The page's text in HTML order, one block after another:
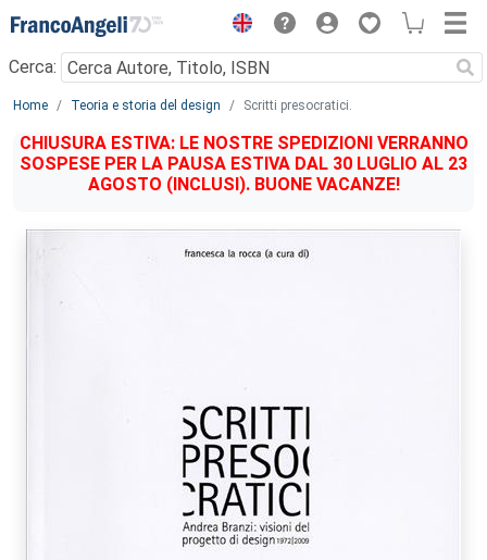
Menu
Cerca:
Main content
Home Teoria e storia del design Scritti presocratici.
CHIUSURA ESTIVA: LE NOSTRE SPEDIZIONI VERRANNO
SOSPESE PER LA PAUSA ESTIVA DAL 30 LUGLIO AL 23
AGOSTO (INCLUSI). BUONE VACANZE!